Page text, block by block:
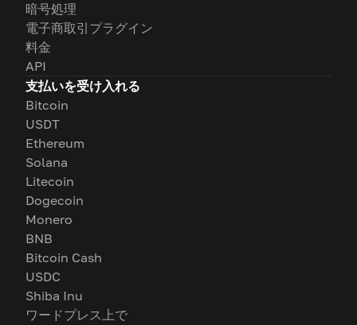
暗号処理
電子商取引プラグイン
料金
API
支払いを受け入れる
Bitcoin
USDT
Ethereum
Solana
Litecoin
Dogecoin
Monero
BNB
Bitcoin Cash
USDC
Shiba Inu
ワードプレス上で